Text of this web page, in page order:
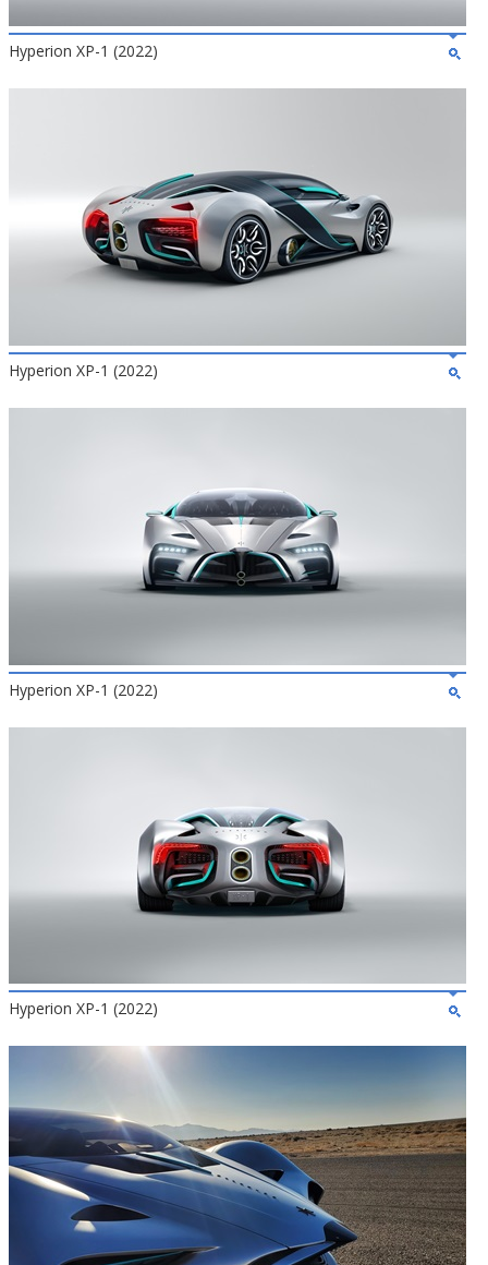
Hyperion XP-1 (2022)
Hyperion XP-1 (2022)
Hyperion XP-1 (2022)
Hyperion XP-1 (2022)